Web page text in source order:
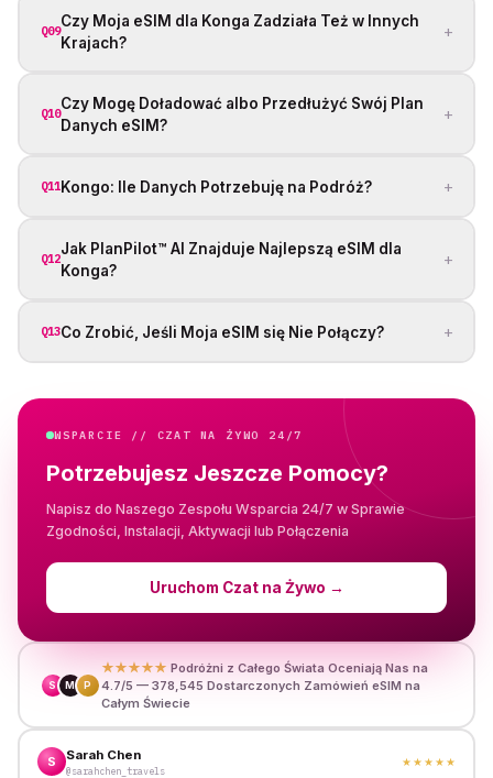
Q09
Czy Moja eSIM dla Konga Zadziała Też w Innych
Krajach?
+
Q10
Czy Mogę Doładować albo Przedłużyć Swój Plan
Danych eSIM?
+
Q11Kongo: Ile Danych Potrzebuję na Podróż? +
Q12
Jak PlanPilot™ AI Znajduje Najlepszą eSIM dla
Konga?
+
Q13Co Zrobić, Jeśli Moja eSIM się Nie Połączy? +
WSPARCIE // CZAT NA ŻYWO 24/7
Potrzebujesz Jeszcze Pomocy?
Napisz do Naszego Zespołu Wsparcia 24/7 w Sprawie
Zgodności, Instalacji, Aktywacji lub Połączenia
Uruchom Czat na Żywo →
S M P
★★★★★ Podróżni z Całego Świata Oceniają Nas na
4.7/5 — 378,545 Dostarczonych Zamówień eSIM na
Całym Świecie
S Sarah Chen
@sarahchen_travels
★★★★★